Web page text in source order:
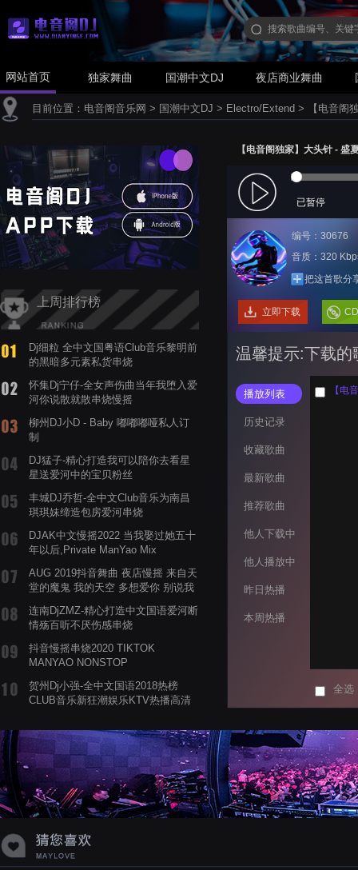
网站首页 独家舞曲 国潮中文DJ 夜店商业舞曲
目前位置： 电音阁音乐网 > 国潮中文DJ > Electro/Extend > 【电音阁
上周排行榜
Dj细粒 全中文国粤语Club音乐黎明前
的黑暗多元素私货串烧
怀集Dj宁仔-全女声伤曲当年我堕入爱
河你说散就散串烧慢摇
柳州DJ小D - Baby 嘟嘟嘟哑私人订
制
DJ猛子-精心打造我可以陪你去看星
星送爱河中的宝贝粉丝
丰城DJ乔哲-全中文Club音乐为南昌
琪琪妹缔造包房爱河串烧
DJAK中文慢摇2022 当我娶过她五十
年以后,Private ManYao Mix
AUG 2019抖音舞曲 夜店慢摇 来自天
堂的魔鬼 我的天空 多想爱你 别说我
连南DjZMZ-精心打造中文国语爱河断
情殇百听不厌伤感串烧
抖音慢摇串烧2020 TIKTOK
MANYAO NONSTOP
蝉爸爸妈妈爱存在夏天的风是想你的
声音啊
贺州Dj小强-全中文国语2018热榜
CLUB音乐新狂潮娱乐KTV热播高清
【电音阁独家】大头针 -
已暂停
编号：30676
音质：320
把这首歌分
立即下载
温馨提示:下载的
播放列表
历史记录
收藏歌曲
最新歌曲
推荐歌曲
他人下载中
他人播放中
昨日热播
本周热播
【电
全选